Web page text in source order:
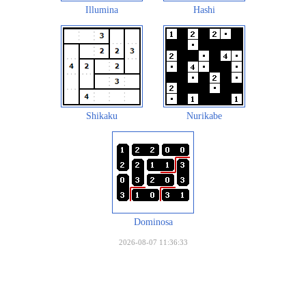
Illumina Hashi
Shikaku Nurikabe
Dominosa
2026-08-07 11:36:33